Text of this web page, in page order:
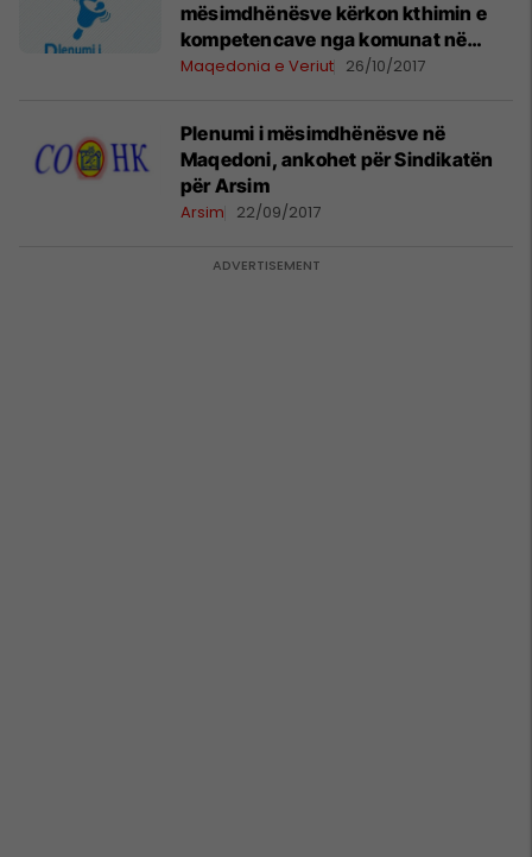
mësimdhënësve kërkon kthimin e
kompetencave nga komunat në
MASH
Maqedonia e Veriut 26/10/2017
Plenumi i mësimdhënësve në
Maqedoni, ankohet për Sindikatën
për Arsim
Arsim 22/09/2017